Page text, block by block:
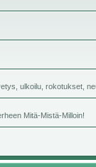
ulkoilu, rokotukset,
Mitä-Mistä-Milloin!